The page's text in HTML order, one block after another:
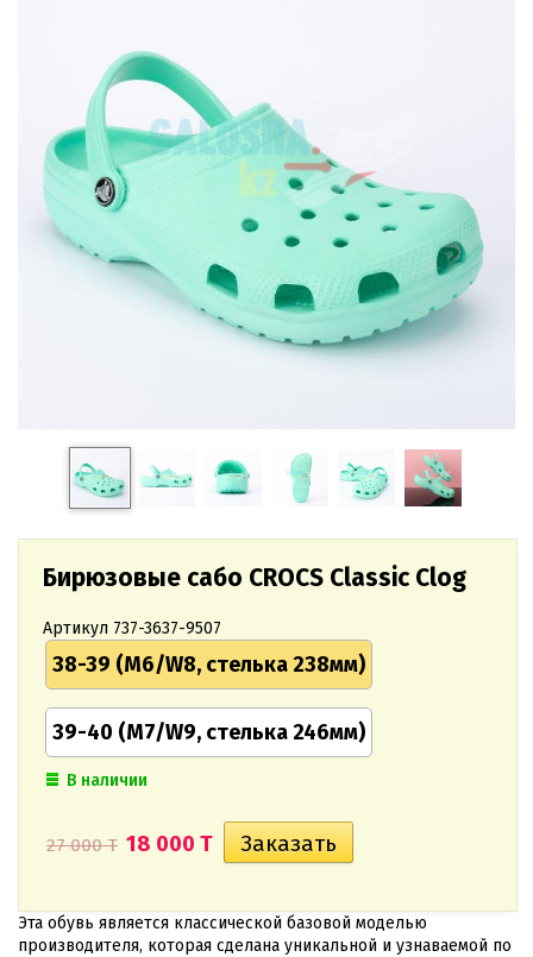
Бирюзовые сабо CROCS Classic Clog
Артикул 737-3637-9507
38-39 (M6/W8, стелька 238мм)
39-40 (M7/W9, стелька 246мм)
В наличии
27 000 T 18 000 T
Эта обувь является классической базовой моделью
производителя, которая сделана уникальной и узнаваемой по